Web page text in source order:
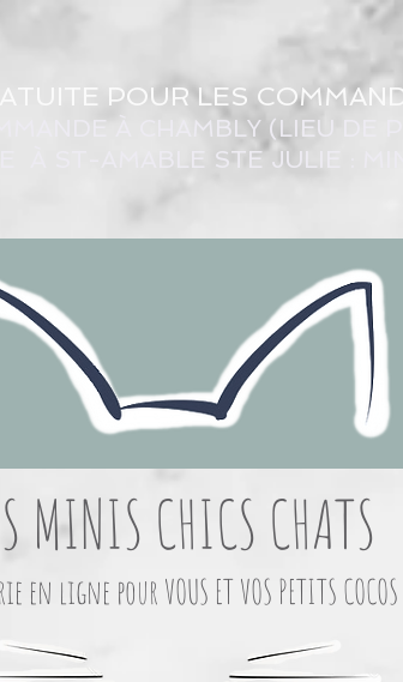
POUR LES
À CHAMBLY (LIEU DE
À ST-AMABLE STE JULIE :
MINIS CHICS CHATS
en ligne pour VOUS ET VOS PETITS COCOS